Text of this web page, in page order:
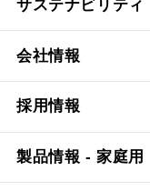
サステナビリティ
会社情報
採用情報
製品情報 - 家庭用